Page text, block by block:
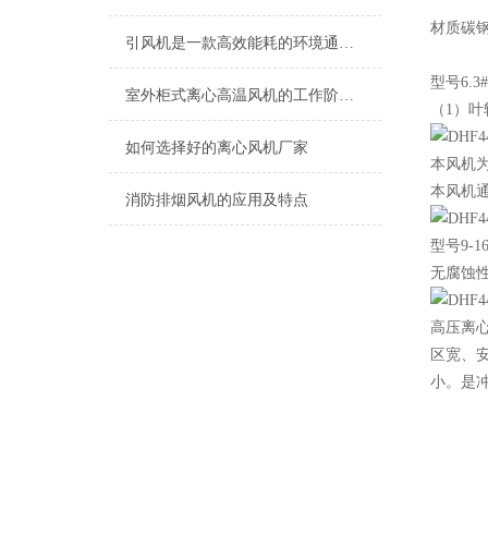
引风机是一款高效能耗的环境通风设备
室外柜式离心高温风机的工作阶段过程​
如何选择好的离心风机厂家
消防排烟风机的应用及特点
材质碳
型号
（1）
本风机
本风机
型号9-
无腐蚀
高压离
区宽、
小。是